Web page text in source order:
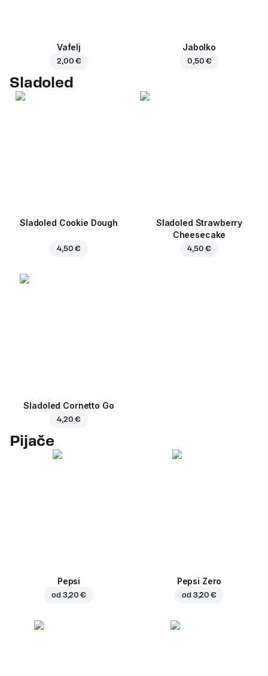
Vafelj
2,00 €
Jabolko
0,50 €
Sladoled
Sladoled Cookie Dough
4,50 €
Sladoled Strawberry
Cheesecake
4,50 €
Sladoled Cornetto Go
4,20 €
Pijače
Pepsi
od 3,20 €
Pepsi Zero
od 3,20 €